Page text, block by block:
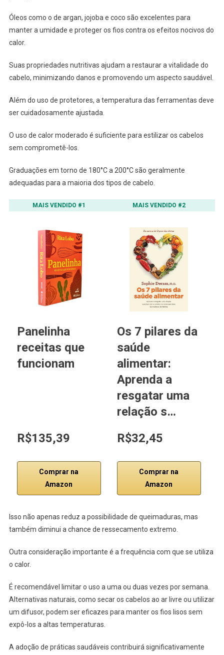
Óleos como o de argan, jojoba e coco são excelentes para
manter a umidade e proteger os fios contra os efeitos nocivos do
calor.
Suas propriedades nutritivas ajudam a restaurar a vitalidade do
cabelo, minimizando danos e promovendo um aspecto saudável.
Além do uso de protetores, a temperatura das ferramentas deve
ser cuidadosamente ajustada.
O uso de calor moderado é suficiente para estilizar os cabelos
sem comprometê-los.
Graduações em torno de 180°C a 200°C são geralmente
adequadas para a maioria dos tipos de cabelo.
MAIS VENDIDO #1
Panelinha
receitas que
funcionam
R$135,39
Comprar na
Amazon
MAIS VENDIDO #2
Os 7 pilares da
saúde
alimentar:
Aprenda a
resgatar uma
relação s…
R$32,45
Comprar na
Amazon
Isso não apenas reduz a possibilidade de queimaduras, mas
também diminui a chance de ressecamento extremo.
Outra consideração importante é a frequência com que se utiliza
o calor.
É recomendável limitar o uso a uma ou duas vezes por semana.
Alternativas naturais, como secar os cabelos ao ar livre ou utilizar
um difusor, podem ser eficazes para manter os fios lisos sem
expô-los a altas temperaturas.
A adoção de práticas saudáveis contribuirá significativamente